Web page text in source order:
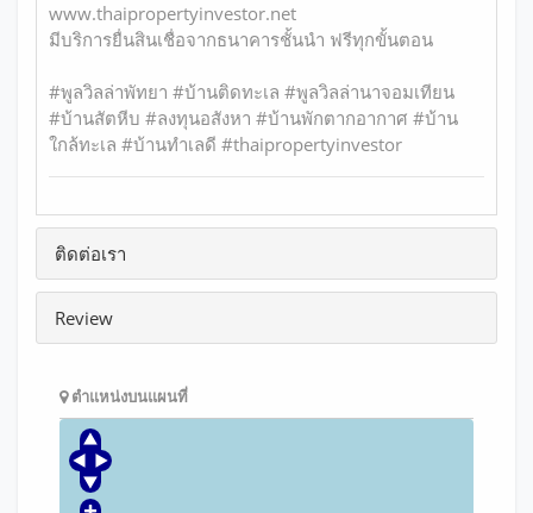
www.thaipropertyinvestor.net
มีบริการยื่นสินเชื่อจากธนาคารชั้นนำ ฟรีทุกขั้นตอน
#พูลวิลล่าพัทยา #บ้านติดทะเล #พูลวิลล่านาจอมเทียน
#บ้านสัตหีบ #ลงทุนอสังหา #บ้านพักตากอากาศ #บ้าน
ใกล้ทะเล #บ้านทำเลดี #thaipropertyinvestor
ติดต่อเรา
Review
ตำแหน่งบนแผนที่